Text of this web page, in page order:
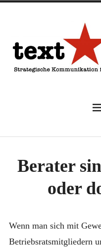
springen
BERATUNG
ÜBER MICH
MEHR
Berater
oder
Wenn man sich mit
Betriebsratsmitgliedern